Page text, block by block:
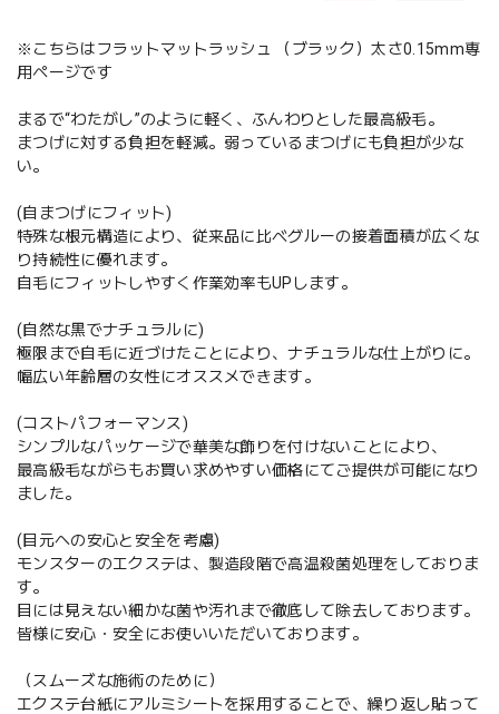
※こちらはフラットマットラッシュ （ブラック）太さ0.15mm専
用ページです
まるで“わたがし”のように軽く、ふんわりとした最高級毛。
まつげに対する負担を軽減。弱っているまつげにも負担が少な
い。
(自まつげにフィット)
特殊な根元構造により、従来品に比べグルーの接着面積が広くな
り持続性に優れます。
自毛にフィットしやすく作業効率もUPします。
(自然な黒でナチュラルに)
極限まで自毛に近づけたことにより、ナチュラルな仕上がりに。
幅広い年齢層の女性にオススメできます。
(コストパフォーマンス)
シンプルなパッケージで華美な飾りを付けないことにより、
最高級毛ながらもお買い求めやすい価格にてご提供が可能になり
ました。
(目元への安心と安全を考慮)
モンスターのエクステは、製造段階で高温殺菌処理をしておりま
す。
目には見えない細かな菌や汚れまで徹底して除去しております。
皆様に安心・安全にお使いいただいております。
（スムーズな施術のために）
エクステ台紙にアルミシートを採用することで、繰り返し貼って